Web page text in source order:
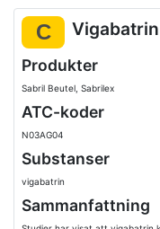
C Vigabatrin
Produkter
Sabril Beutel, Sabrilex
ATC-koder
N03AG04
Substanser
vigabatrin
Sammanfattning